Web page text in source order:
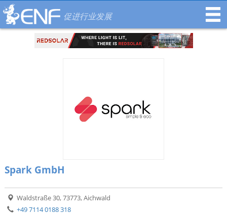
促进行业发展
Spark GmbH
Waldstraße 30, 73773, Aichwald
+49 7114 0188 318